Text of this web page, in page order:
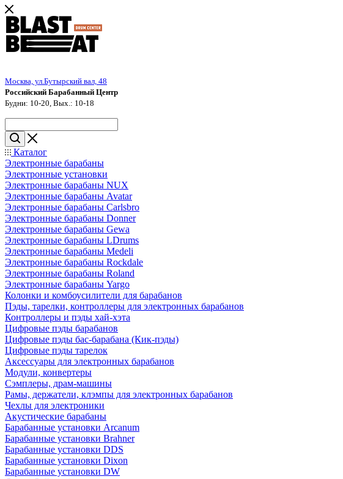
Москва, ул.Бутырский вал, 48
Российский Барабанный Центр
Будни: 10-20, Вых.: 10-18
Каталог
Электронные барабаны
Электронные установки
Электронные барабаны NUX
Электронные барабаны Avatar
Электронные барабаны Carlsbro
Электронные барабаны Donner
Электронные барабаны Gewa
Электронные барабаны LDrums
Электронные барабаны Medeli
Электронные барабаны Rockdale
Электронные барабаны Roland
Электронные барабаны Yargo
Колонки и комбоусилители для барабанов
Пэды, тарелки, контроллеры для электронных барабанов
Контроллеры и пэды хай-хэта
Цифровые пэды барабанов
Цифровые пэды бас-барабана (Кик-пэды)
Цифровые пэды тарелок
Аксессуары для электронных барабанов
Модули, конвертеры
Сэмплеры, драм-машины
Рамы, держатели, клэмпы для электронных барабанов
Чехлы для электроники
Акустические барабаны
Барабанные установки Arcanum
Барабанные установки Brahner
Барабанные установки DDS
Барабанные установки Dixon
Барабанные установки DW